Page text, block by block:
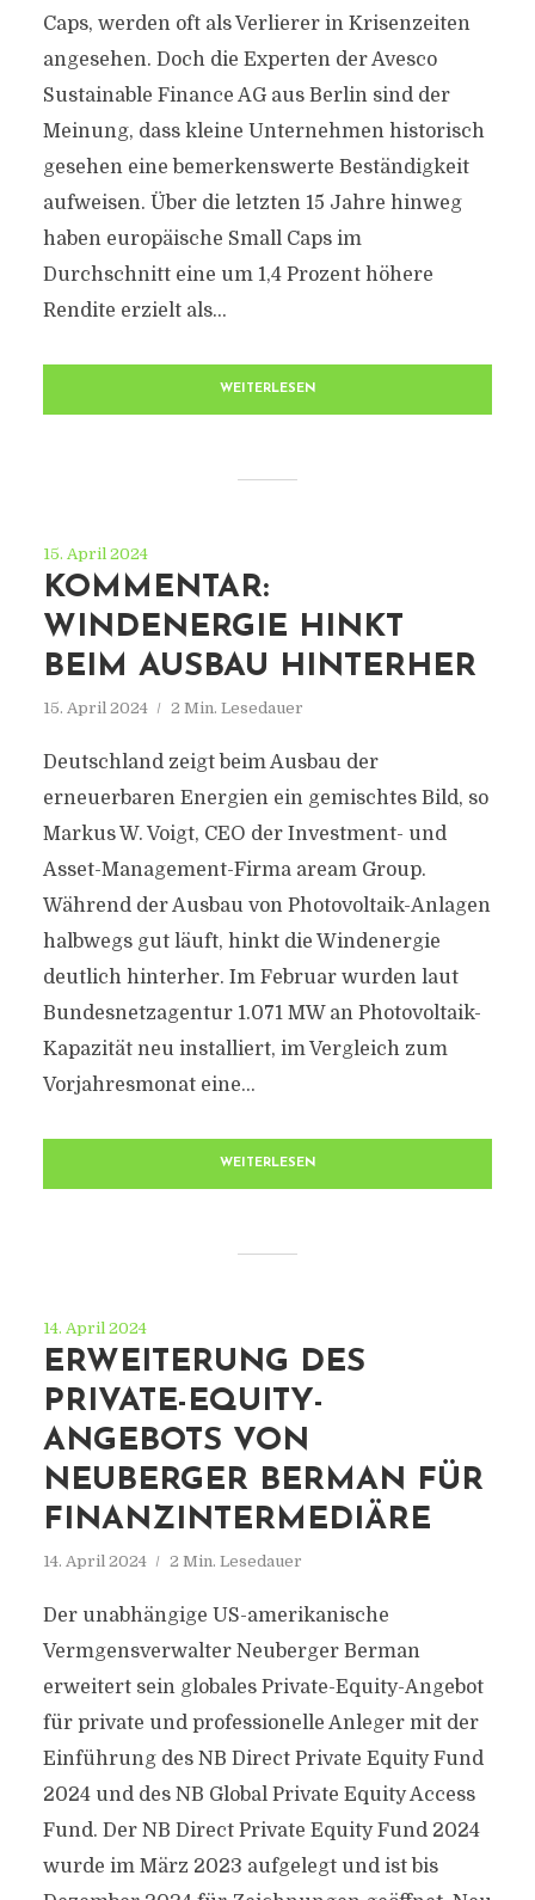
Caps, werden oft als Verlierer in Krisenzeiten
angesehen. Doch die Experten der Avesco
Sustainable Finance AG aus Berlin sind der
Meinung, dass kleine Unternehmen historisch
gesehen eine bemerkenswerte Beständigkeit
aufweisen. Über die letzten 15 Jahre hinweg
haben europäische Small Caps im
Durchschnitt eine um 1,4 Prozent höhere
Rendite erzielt als...
WEITERLESEN
15. April 2024
KOMMENTAR:
WINDENERGIE HINKT
BEIM AUSBAU HINTERHER
15. April 2024 2 Min. Lesedauer
Deutschland zeigt beim Ausbau der
erneuerbaren Energien ein gemischtes Bild, so
Markus W. Voigt, CEO der Investment- und
Asset-Management-Firma aream Group.
Während der Ausbau von Photovoltaik-Anlagen
halbwegs gut läuft, hinkt die Windenergie
deutlich hinterher. Im Februar wurden laut
Bundesnetzagentur 1.071 MW an Photovoltaik-
Kapazität neu installiert, im Vergleich zum
Vorjahresmonat eine...
WEITERLESEN
14. April 2024
ERWEITERUNG DES
PRIVATE-EQUITY-
ANGEBOTS VON
NEUBERGER BERMAN FÜR
FINANZINTERMEDIÄRE
14. April 2024 2 Min. Lesedauer
Der unabhängige US-amerikanische
Vermgensverwalter Neuberger Berman
erweitert sein globales Private-Equity-Angebot
für private und professionelle Anleger mit der
Einführung des NB Direct Private Equity Fund
2024 und des NB Global Private Equity Access
Fund. Der NB Direct Private Equity Fund 2024
wurde im März 2023 aufgelegt und ist bis